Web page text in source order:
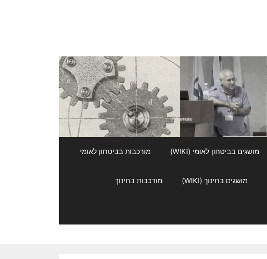
מושגים בביטחון לאומי (WIKI) מורכבות בביטחון לאומי
מושגים בחינוך (WIKI) מורכבות בחינוך